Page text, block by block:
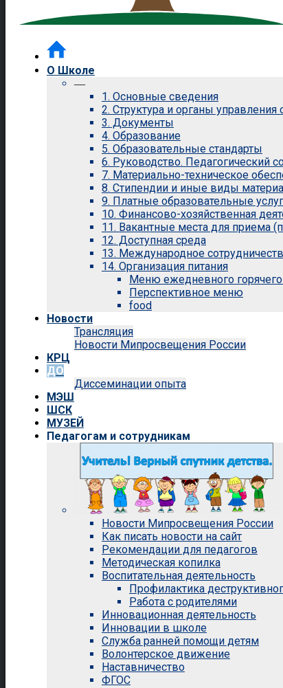
О Школе
—
1. Основные сведения
2. Структура и органы управления
3. Документы
4. Образование
5. Образовательные стандарты
6. Руководство. Педагогический
7. Материально-техническое
8. Стипендии и иные виды
9. Платные образовательные
10. Финансово-хозяйственная
11. Вакантные места для приема
12. Доступная среда
13. Международное
14. Организация питания
Меню ежедневного
Перспективное меню
food
Новости
Трансляция
Новости Мипросвещения России
КРЦ
ДО
Диссеминации опыта
МЭШ
ШСК
МУЗЕЙ
Педагогам и сотрудникам
Новости Мипросвещения России
Как писать новости на сайт
Рекомендации для педагогов
Методическая копилка
Воспитательная деятельность
Профилактика
Работа с родителями
Инновационная деятельность
Инновации в школе
Служба ранней помощи детям
Волонтерское движение
Наставничество
ФГОС